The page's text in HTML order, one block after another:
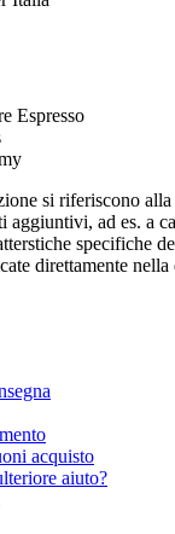
si riferiscono alla
aggiuntivi, ad es. a
specifiche
direttamente nella
acquisto
aiuto?